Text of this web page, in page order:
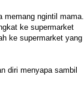
memang ngintil mama.
ke supermarket
ke supermarket yang
diri menyapa sambil